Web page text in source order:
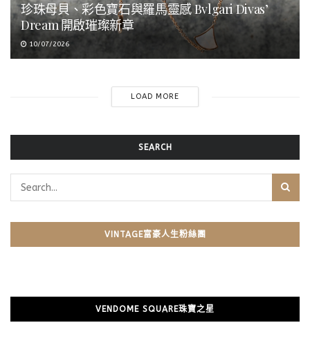
珍珠母貝、彩色寶石與羅馬靈感 Bvlgari Divas’
Dream 開啟璀璨新章
10/07/2026
LOAD MORE
SEARCH
VINTAGE富豪人生粉絲團
VENDOME SQUARE珠寶之星